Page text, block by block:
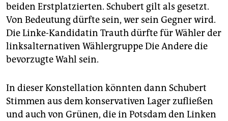
beiden Erstplatzierten. Schubert gilt als gesetzt.
Von Bedeutung dürfte sein, wer sein Gegner wird.
Die Linke-Kandidatin Trauth dürfte für Wähler der
linksalternativen Wählergruppe Die Andere die
bevorzugte Wahl sein.
In dieser Konstellation könnten dann Schubert
Stimmen aus dem konservativen Lager zufließen
und auch von Grünen, die in Potsdam den Linken